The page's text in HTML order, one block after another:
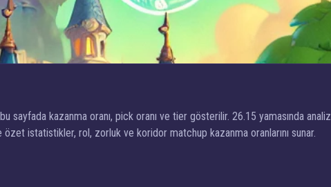
kazanma oranı, pick oranı ve tier gösterilir. 26.15 yamasında analiz
istatistikler, rol, zorluk ve koridor matchup kazanma oranlarını sunar.